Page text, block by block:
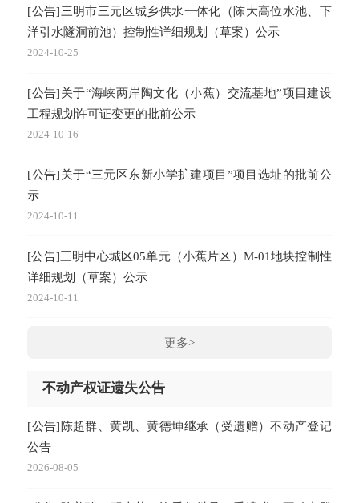
[公告]三明市三元区城乡供水一体化（陈大高位水池、下
洋引水隧洞前池）控制性详细规划（草案）公示
2024-10-25
[公告]关于“海峡两岸陶文化（小蕉）交流基地”项目建设
工程规划许可证变更的批前公示
2024-10-16
[公告]关于“三元区东新小学扩建项目”项目选址的批前公
示
2024-10-11
[公告]三明中心城区05单元（小蕉片区）M-01地块控制性
详细规划（草案）公示
2024-10-11
更多>
不动产权证遗失公告
[公告]陈超群、黄凯、黄德坤继承（受遗赠）不动产登记
公告
2026-08-05